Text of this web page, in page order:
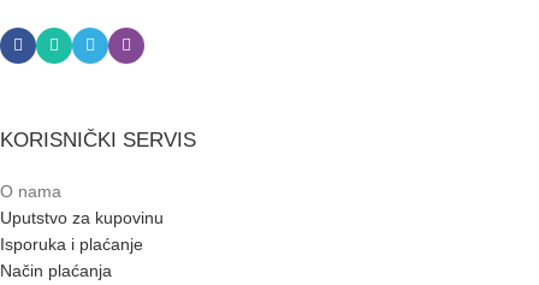
KORISNIČKI SERVIS
O nama
Uputstvo za kupovinu
Isporuka i plaćanje
Način plaćanja